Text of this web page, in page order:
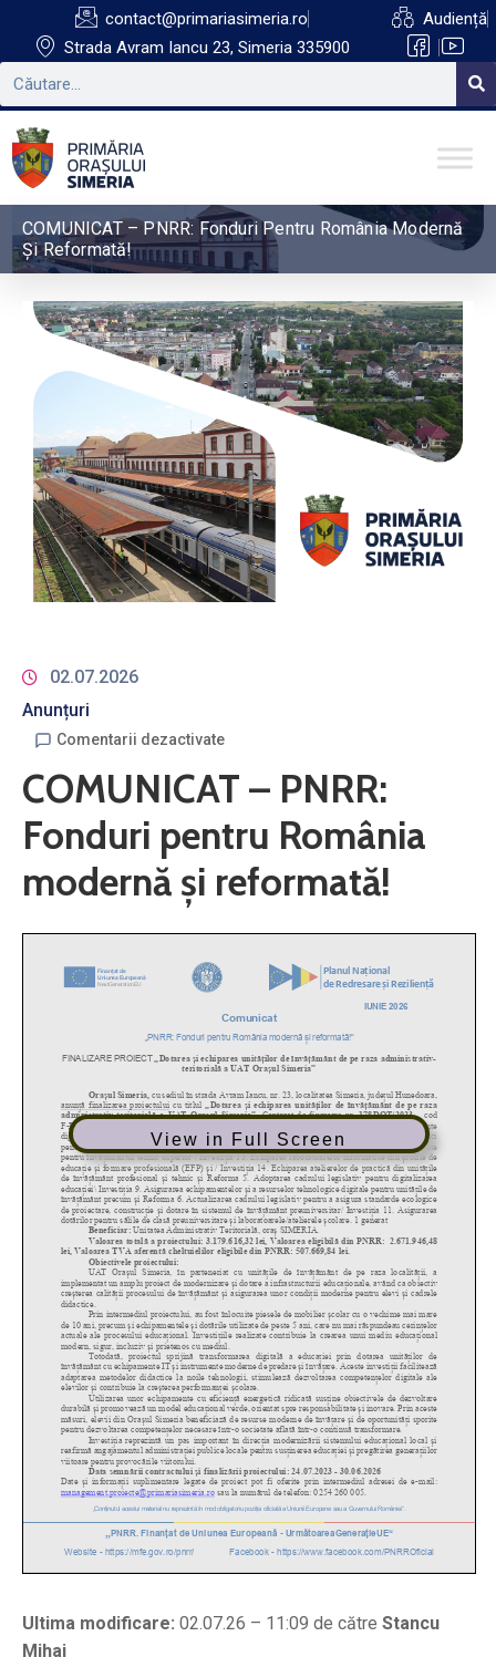
contact@primariasimeria.ro
Strada Avram Iancu 23, Simeria 335900
Audiență
COMUNICAT – PNRR: Fonduri Pentru România Modernă
Și Reformată!
02.07.2026
Anunțuri
Comentarii dezactivate
COMUNICAT – PNRR:
Fonduri pentru România
modernă și reformată!
View in Full Screen
Ultima modificare: 02.07.26 – 11:09 de către Stancu
Mihai